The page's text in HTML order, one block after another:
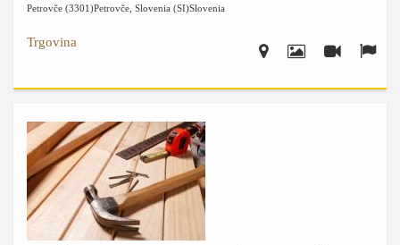
Petrovče (3301)Petrovče Slovenia (SI)Slovenia
Trgovina